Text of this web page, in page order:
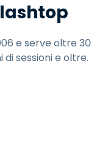
e serve oltre 30
di sessioni e oltre.